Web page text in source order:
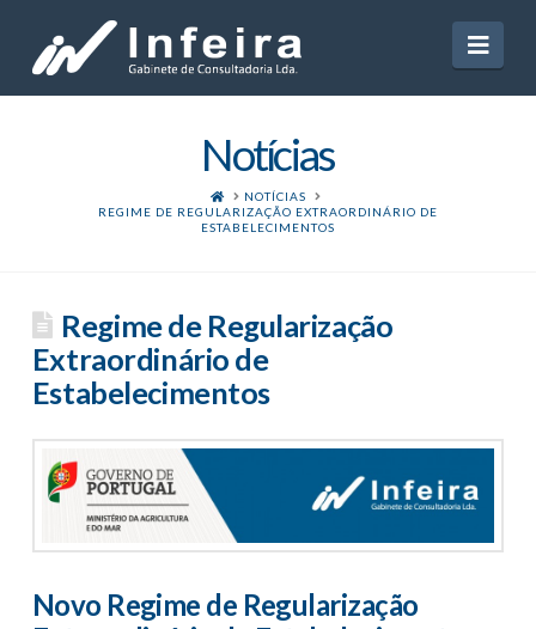
Notícias
HOMENOTÍCIAS
REGIME DE REGULARIZAÇÃO EXTRAORDINÁRIO DE
ESTABELECIMENTOS
Regime de Regularização
Extraordinário de
Estabelecimentos
Novo Regime de Regularização